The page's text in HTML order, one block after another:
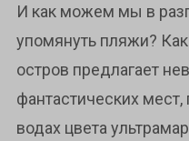
И как можем мы в
упомянуть пляжи?
остров предлагает
фантастических
водах цвета